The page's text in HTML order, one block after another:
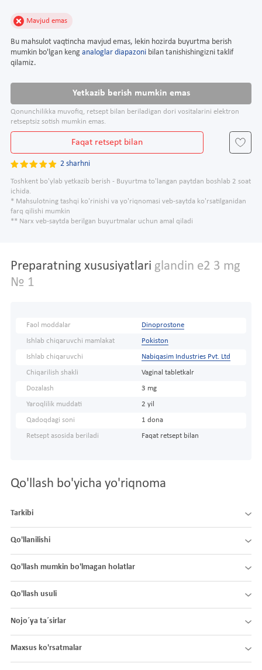
Mavjud emas
Bu mahsulot vaqtincha mavjud emas, lekin hozirda buyurtma berish
mumkin bo'lgan keng analoglar diapazoni bilan tanishishingizni taklif
qilamiz.
Yetkazib berish mumkin emas
Qonunchilikka muvofiq, retsept bilan beriladigan dori vositalarini elektron
retseptsiz sotish mumkin emas.
Faqat retsept bilan
2 sharhni
Toshkent bo'ylab yetkazib berish - Buyurtma to'langan paytdan boshlab 2 soat
ichida.
* Mahsulotning tashqi ko'rinishi va yo'riqnomasi veb-saytda ko'rsatilganidan
farq qilishi mumkin
** Narx veb-saytda berilgan buyurtmalar uchun amal qiladi
Preparatning xususiyatlari glandin e2 3 mg
№ 1
Faol moddalar Dinoprostone
Ishlab chiqaruvchi mamlakat Pokiston
Ishlab chiqaruvchi Nabiqasim Industries Pvt. Ltd
Chiqarilish shakli Vaginal tabletkalr
Dozalash 3 mg
Yaroqlilik muddati 2 yil
Qadoqdagi soni 1 dona
Retsept asosida beriladi Faqat retsept bilan
Qo'llash bo'yicha yo'riqnoma
Tarkibi
Qo'llanilishi
Qo'llash mumkin bo'lmagan holatlar
Qo'llash usuli
Nojo´ya ta´sirlar
Maxsus ko'rsatmalar